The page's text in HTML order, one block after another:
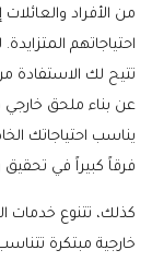
من الأفراد
احتياجاتهم
تتيح لك
عن بناء ملحق
يناسب احتياجاتك
فرقاً كبيراً في تحقيق
كذلك، تتنوع خدمات
خارجية مبتكرة